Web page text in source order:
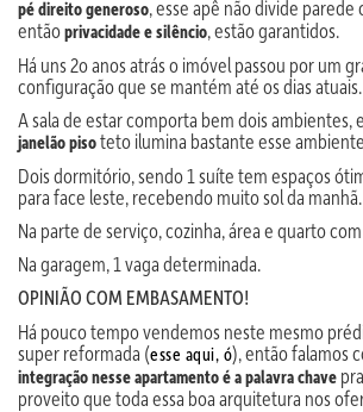
pé direito generoso, esse apê não divide
entãoprivacidade e silêncio, estão garantidos.
Há uns 2o anos atrás o imóvel passou por um
configuração que se mantém até os dias atuais.
A sala de estar comporta bem dois ambientes,
janelão pisoteto ilumina bastante esse
Dois dormitório, sendo 1 suíte tem espaços
para face leste, recebendo muito sol da manhã.
Na parte de serviço, cozinha, área e quarto
Na garagem, 1 vaga determinada.
OPINIÃO COM EMBASAMENTO!
Há pouco tempo vendemos neste mesmo
super reformada (esse aqui, ó), então falamos
integração nesse apartamento é a palavra chave
proveito que toda essa boa arquitetura nos